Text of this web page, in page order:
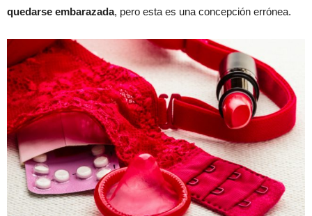
quedarse embarazada, pero esta es una concepción errónea.